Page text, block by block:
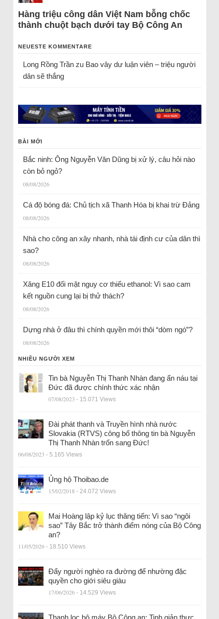
Hàng triệu công dân Việt Nam bỗng chốc
thành chuột bạch dưới tay Bộ Công An
NEUESTE KOMMENTARE
Long Rồng Trầnzu Bao vây dư luận viên – triệu người
dân sẽ thắng
BÀI MỚI
Bắc ninh: Ông Nguyễn Văn Dũng bị xử lý, câu hỏi nào
còn bỏ ngỏ?
08/08/2026
Cá độ bóng đá: Chủ tịch xã Thanh Hóa bị khai trừ Đảng
08/08/2026
Nhà cho công an xây nhanh, nhà tái định cư của dân thì
sao?
08/08/2026
Xăng E10 đối mặt nguy cơ thiếu ethanol: Vì sao cam
kết nguồn cung lại bị thử thách?
08/08/2026
Dựng nhà ở đâu thì chính quyền mới thôi “dòm ngó”?
08/08/2026
NHIỀU NGƯỜI XEM
Tin bà Nguyễn Thị Thanh Nhàn đang ẩn náu tại
Đức đã được chính thức xác nhận
07/08/2023 - 15.071 Views
Đài phát thanh và Truyền hình nhà nước
Slovakia (RTVS) công bố thông tin bà Nguyễn
Thị Thanh Nhàn trốn sang Đức!
06/08/2023 - 5.165 Views
Ủng hộ Thoibao.de
15/02/2018 - 24.072 Views
Mai Hoàng lập kỷ lục thăng tiến: Vì sao “ngôi
sao” Tây Bắc trở thành điểm nóng của Bộ Công
an?
11/05/2026 - 18.510 Views
Đẩy người nghèo ra đường để nhường đặc
quyền cho giới siêu giàu
17/06/2026 - 14.529 Views